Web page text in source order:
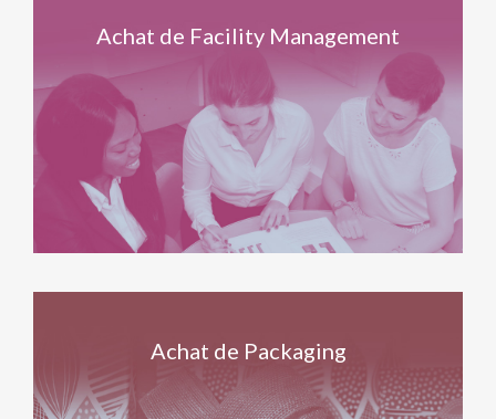
Achat de Facility Management
Achat de Packaging